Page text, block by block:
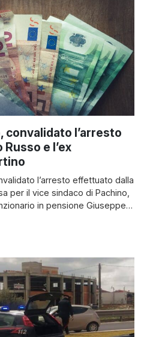
convalidato l’arresto
e l’ex
l’arresto effettuato dalla
per il vice sindaco di Pachino,
in pensione Giuseppe
locale Ufficio collocamento. Il